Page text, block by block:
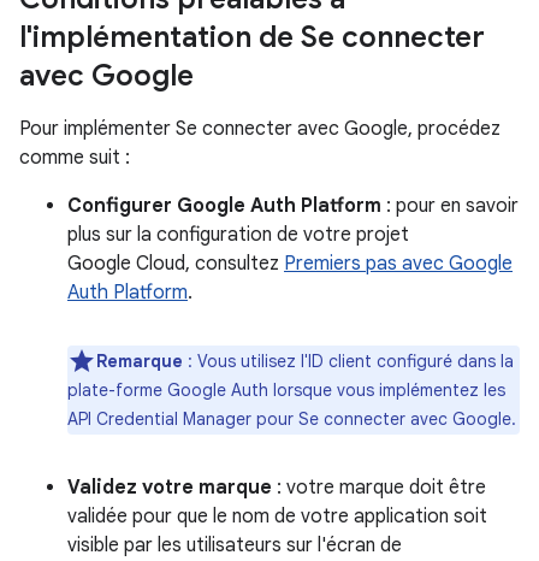
l'implémentation de Se connecter
avec Google
Pour implémenter Se connecter avec Google, procédez
comme suit :
Configurer Google Auth Platform : pour en savoir
plus sur la configuration de votre projet
Google Cloud, consultez Premiers pas avec Google
Auth Platform.
Remarque : Vous utilisez l'ID client configuré dans la
plate-forme Google Auth lorsque vous implémentez les
API Credential Manager pour Se connecter avec Google.
Validez votre marque : votre marque doit être
validée pour que le nom de votre application soit
visible par les utilisateurs sur l'écran de